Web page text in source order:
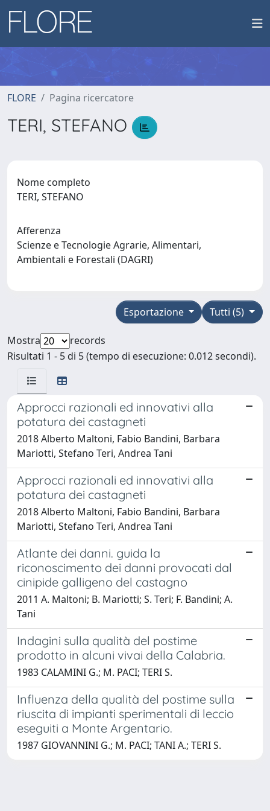
FLORE Pagina ricercatore
TERI, STEFANO
Nome completo
TERI, STEFANO
Afferenza
Scienze e Tecnologie Agrarie, Alimentari,
Ambientali e Forestali (DAGRI)
Tutti (5)
Esportazione
Mostra
records
Risultati 1 - 5 di 5 (tempo di esecuzione: 0.012 secondi).
Approcci razionali ed innovativi alla
potatura dei castagneti
2018 Alberto Maltoni, Fabio Bandini, Barbara
Mariotti, Stefano Teri, Andrea Tani
Approcci razionali ed innovativi alla
potatura dei castagneti
2018 Alberto Maltoni, Fabio Bandini, Barbara
Mariotti, Stefano Teri, Andrea Tani
Atlante dei danni. guida la
riconoscimento dei danni provocati dal
cinipide galligeno del castagno
2011 A. Maltoni; B. Mariotti; S. Teri; F. Bandini; A.
Tani
Indagini sulla qualità del postime
prodotto in alcuni vivai della Calabria.
1983 CALAMINI G.; M. PACI; TERI S.
Influenza della qualità del postime sulla
riuscita di impianti sperimentali di leccio
eseguiti a Monte Argentario.
1987 GIOVANNINI G.; M. PACI; TANI A.; TERI S.